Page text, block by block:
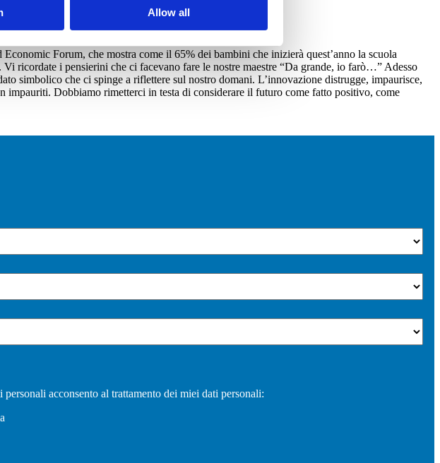
Allow all
Forum, che mostra come il 65% dei bambini che inizierà quest’anno la scuola
ricordate i pensierini che ci facevano fare le nostre maestre “Da grande, io farò…” Adesso
simbolico che ci spinge a riflettere sul nostro domani. L’innovazione distrugge, impaurisce,
impauriti. Dobbiamo rimetterci in testa di considerare il futuro come fatto positivo, come
acconsento al trattamento dei miei dati personali: